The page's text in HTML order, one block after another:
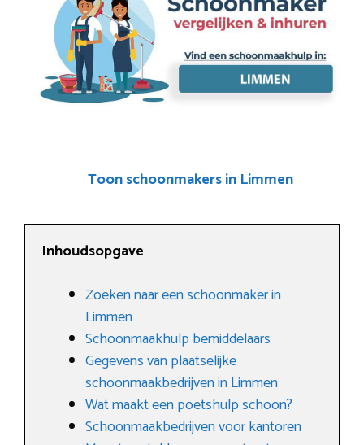
Toon schoonmakers in Limmen
Inhoudsopgave
Zoeken naar een schoonmaker in
Limmen
Schoonmaakhulp bemiddelaars
Gegevens van plaatselijke
schoonmaakbedrijven in Limmen
Wat maakt een poetshulp schoon?
Schoonmaakbedrijven voor kantoren